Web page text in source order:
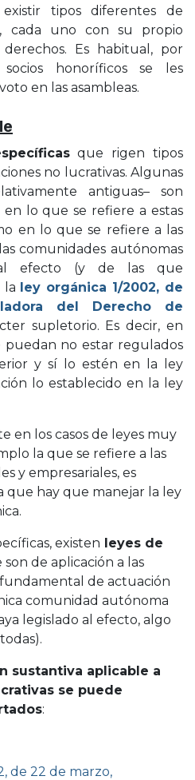
tipos diferentes de
cada uno con su propio
Es habitual, por
honoríficos se les
en las asambleas.
que rigen tipos
no lucrativas. Algunas
antiguas– son
lo que se refiere a estas
en lo que se refiere a las
comunidades autónomas
efecto (y de las que
la ley orgánica 1/2002, de
del Derecho de
supletorio. Es decir, en
no estar regulados
y sí lo estén en la ley
lo establecido en la ley
en los casos de leyes muy
la que se refiere a las
y empresariales, es
que hay que manejar la ley
existen leyes de
son de aplicación a las
de actuación
comunidad autónoma
legislado al efecto, algo
sustantiva aplicable a
se puede
:
de 22 de marzo,